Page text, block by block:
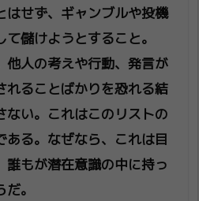
はせず、ギャンブルや投機
儲けようとすること。
他人の考えや行動、発言が
れることばかりを恐れる結
ない。これはこのリストの
ある。なぜなら、これは目
誰もが潜在意識の中に持っ
。